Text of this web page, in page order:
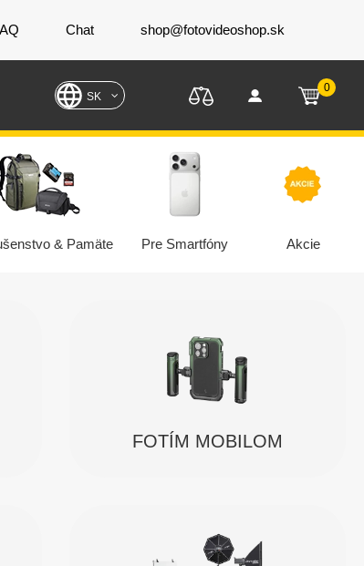
Chat shop@fotovideoshop.sk
SK
0
& Pamäte Pre Smartfóny Akcie
FOTÍM MOBILOM